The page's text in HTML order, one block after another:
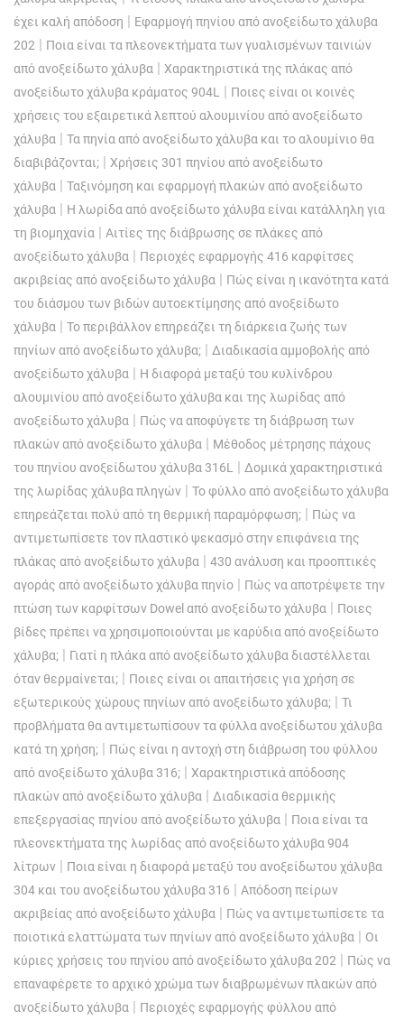
έχει καλή απόδοση | Εφαρμογή πηνίου από ανοξείδωτο χάλυβα
202 | Ποια είναι τα πλεονεκτήματα των γυαλισμένων ταινιών
από ανοξείδωτο χάλυβα | Χαρακτηριστικά της πλάκας από
ανοξείδωτο χάλυβα κράματος 904L
| Ποιες είναι οι κοινές
χρήσεις του εξαιρετικά λεπτού αλουμινίου από ανοξείδωτο
χάλυβα | Τα πηνία από ανοξείδωτο χάλυβα και το αλουμίνιο θα
διαβιβάζονται; | Χρήσεις 301 πηνίου από ανοξείδωτο
χάλυβα | Ταξινόμηση και εφαρμογή πλακών από ανοξείδωτο
χάλυβα | Η λωρίδα από ανοξείδωτο χάλυβα είναι κατάλληλη για
τη βιομηχανία | Αιτίες της διάβρωσης σε πλάκες από
ανοξείδωτο χάλυβα | Περιοχές εφαρμογής 416 καρφίτσες
ακριβείας από ανοξείδωτο χάλυβα | Πώς είναι η ικανότητα κατά
του διάσμου των βιδών αυτοεκτίμησης από ανοξείδωτο
χάλυβα | Το περιβάλλον επηρεάζει τη διάρκεια ζωής των
πηνίων από ανοξείδωτο χάλυβα; | Διαδικασία αμμοβολής από
ανοξείδωτο χάλυβα | Η διαφορά μεταξύ του κυλίνδρου
αλουμινίου από ανοξείδωτο χάλυβα και της λωρίδας από
ανοξείδωτο χάλυβα | Πώς να αποφύγετε τη διάβρωση των
πλακών από ανοξείδωτο χάλυβα | Μέθοδος μέτρησης πάχους
του πηνίου ανοξείδωτου χάλυβα 316L
| Δομικά χαρακτηριστικά
της λωρίδας χάλυβα πληγών | Το φύλλο από ανοξείδωτο χάλυβα
επηρεάζεται πολύ από τη θερμική παραμόρφωση; | Πώς να
αντιμετωπίσετε τον πλαστικό ψεκασμό στην επιφάνεια της
πλάκας από ανοξείδωτο χάλυβα | 430 ανάλυση και προοπτικές
αγοράς από ανοξείδωτο χάλυβα πηνίο | Πώς να αποτρέψετε την
πτώση των καρφίτσων Dowel από ανοξείδωτο χάλυβα | Ποιες
βίδες πρέπει να χρησιμοποιούνται με καρύδια από ανοξείδωτο
χάλυβα; | Γιατί η πλάκα από ανοξείδωτο χάλυβα διαστέλλεται
όταν θερμαίνεται; | Ποιες είναι οι απαιτήσεις για χρήση σε
εξωτερικούς χώρους πηνίων από ανοξείδωτο χάλυβα; | Τι
προβλήματα θα αντιμετωπίσουν τα φύλλα ανοξείδωτου χάλυβα
κατά τη χρήση; | Πώς είναι η αντοχή στη διάβρωση του φύλλου
από ανοξείδωτο χάλυβα 316; | Χαρακτηριστικά απόδοσης
πλακών από ανοξείδωτο χάλυβα | Διαδικασία θερμικής
επεξεργασίας πηνίου από ανοξείδωτο χάλυβα | Ποια είναι τα
πλεονεκτήματα της λωρίδας από ανοξείδωτο χάλυβα 904
λίτρων | Ποια είναι η διαφορά μεταξύ του ανοξείδωτου χάλυβα
304 και του ανοξείδωτου χάλυβα 316 | Απόδοση πείρων
ακριβείας από ανοξείδωτο χάλυβα | Πώς να αντιμετωπίσετε τα
ποιοτικά ελαττώματα των πηνίων από ανοξείδωτο χάλυβα | Οι
κύριες χρήσεις του πηνίου από ανοξείδωτο χάλυβα 202 | Πώς να
επαναφέρετε το αρχικό χρώμα των διαβρωμένων πλακών από
ανοξείδωτο χάλυβα | Περιοχές εφαρμογής φύλλου από